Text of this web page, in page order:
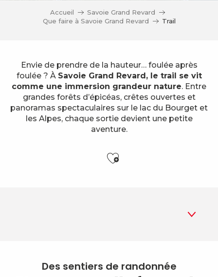
Accueil
Savoie Grand Revard
Que faire à Savoie Grand Revard
Trail
Envie de prendre de la hauteur… foulée après
foulée ? À Savoie Grand Revard, le trail se vit
comme une immersion grandeur nature. Entre
grandes forêts d’épicéas, crêtes ouvertes et
panoramas spectaculaires sur le lac du Bourget et
les Alpes, chaque sortie devient une petite
aventure.
Ajouter aux
Des sentiers de randonnée